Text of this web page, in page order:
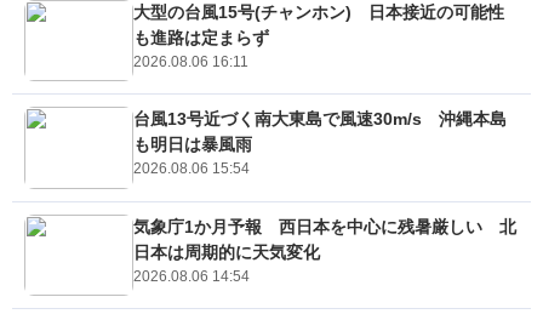
大型の台風15号(チャンホン) 日本接近の可能性
も進路は定まらず
2026.08.06 16:11
台風13号近づく南大東島で風速30m/s 沖縄本島
も明日は暴風雨
2026.08.06 15:54
気象庁1か月予報 西日本を中心に残暑厳しい 北
日本は周期的に天気変化
2026.08.06 14:54